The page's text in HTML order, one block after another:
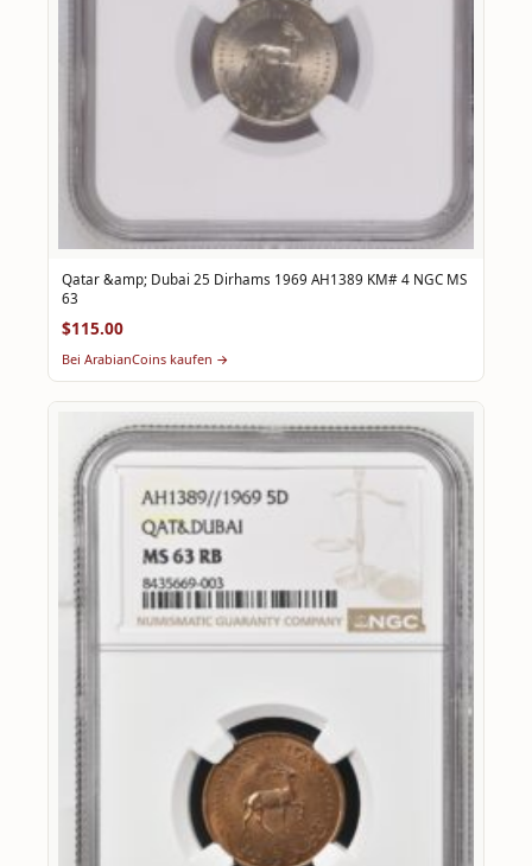
Qatar &amp; Dubai 25 Dirhams 1969 AH1389 KM# 4 NGC MS
63
$115.00
Bei ArabianCoins kaufen →